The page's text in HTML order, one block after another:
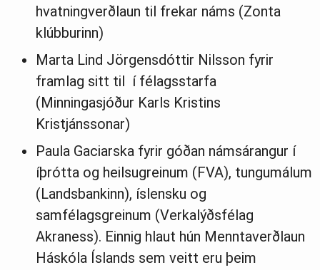
hvatningverðlaun til frekar náms (Zonta
klúbburinn)
Marta Lind Jörgensdóttir Nilsson fyrir
framlag sitt til í félagsstarfa
(Minningasjóður Karls Kristins
Kristjánssonar)
Paula Gaciarska fyrir góðan námsárangur í
íþrótta og heilsugreinum (FVA), tungumálum
(Landsbankinn), íslensku og
samfélagsgreinum (Verkalýðsfélag
Akraness). Einnig hlaut hún Menntaverðlaun
Háskóla Íslands sem veitt eru þeim